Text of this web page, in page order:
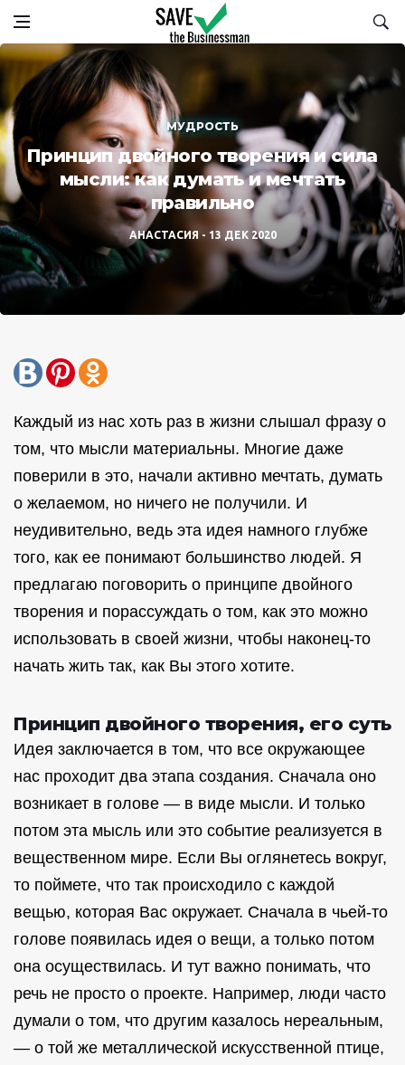
МУДРОСТЬ
Принцип двойного творения и сила
мысли: как думать и мечтать
правильно
АНАСТАСИЯ 13 ДЕК 2020
Каждый из нас хоть раз в жизни слышал фразу о
том, что мысли материальны. Многие даже
поверили в это, начали активно мечтать, думать
о желаемом, но ничего не получили. И
неудивительно, ведь эта идея намного глубже
того, как ее понимают большинство людей. Я
предлагаю поговорить о принципе двойного
творения и порассуждать о том, как это можно
использовать в своей жизни, чтобы наконец-то
начать жить так, как Вы этого хотите.
Принцип двойного творения, его суть
Идея заключается в том, что все окружающее
нас проходит два этапа создания. Сначала оно
возникает в голове — в виде мысли. И только
потом эта мысль или это событие реализуется в
вещественном мире. Если Вы оглянетесь вокруг,
то поймете, что так происходило с каждой
вещью, которая Вас окружает. Сначала в чьей-то
голове появилась идея о вещи, а только потом
она осуществилась. И тут важно понимать, что
речь не просто о проекте. Например, люди часто
думали о том, что другим казалось нереальным,
— о той же металлической искусственной птице,